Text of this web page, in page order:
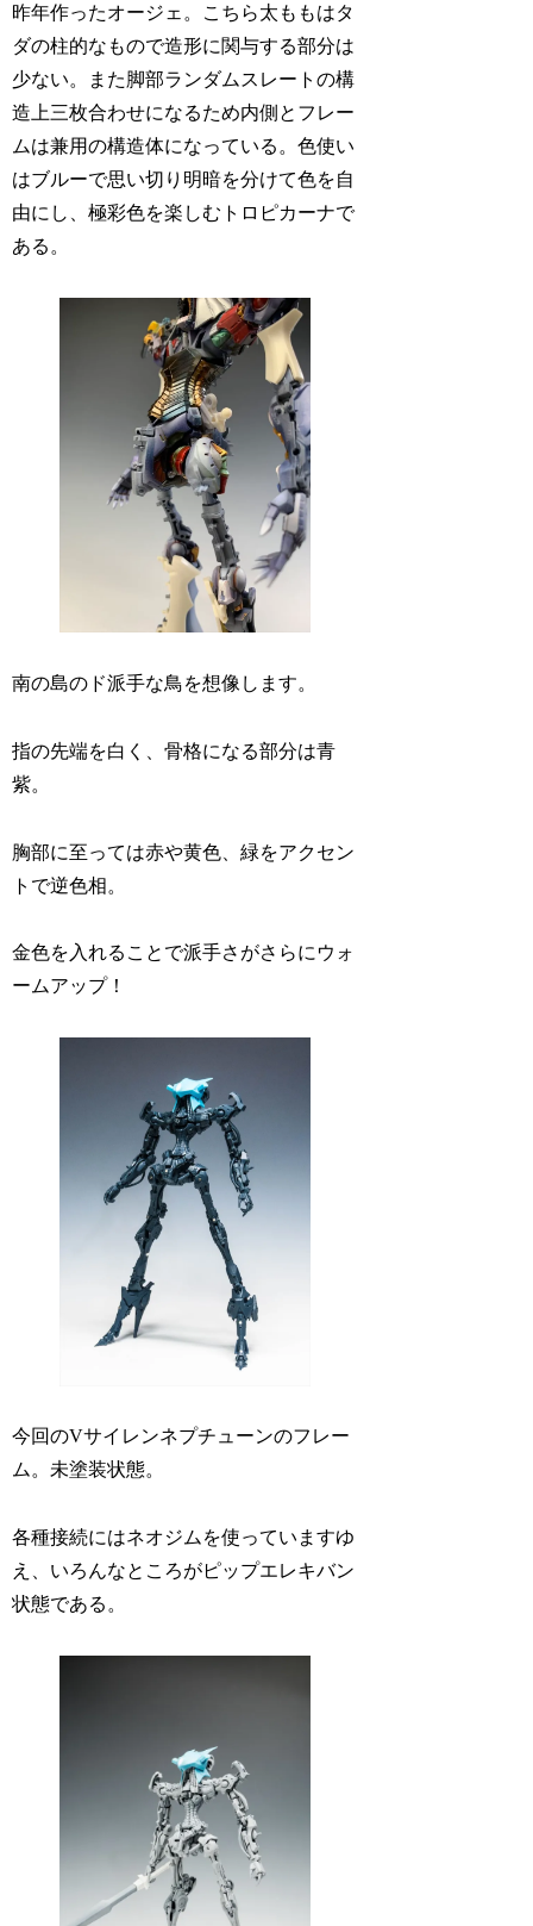
昨年作ったオージェ。こちら太ももはタ
ダの柱的なもので造形に関与する部分は
少ない。また脚部ランダムスレートの構
造上三枚合わせになるため内側とフレー
ムは兼用の構造体になっている。色使い
はブルーで思い切り明暗を分けて色を自
由にし、極彩色を楽しむトロピカーナで
ある。
南の島のド派手な鳥を想像します。
指の先端を白く、骨格になる部分は青
紫。
胸部に至っては赤や黄色、緑をアクセン
トで逆色相。
金色を入れることで派手さがさらにウォ
ームアップ！
今回のVサイレンネプチューンのフレー
ム。未塗装状態。
各種接続にはネオジムを使っていますゆ
え、いろんなところがピップエレキバン
状態である。